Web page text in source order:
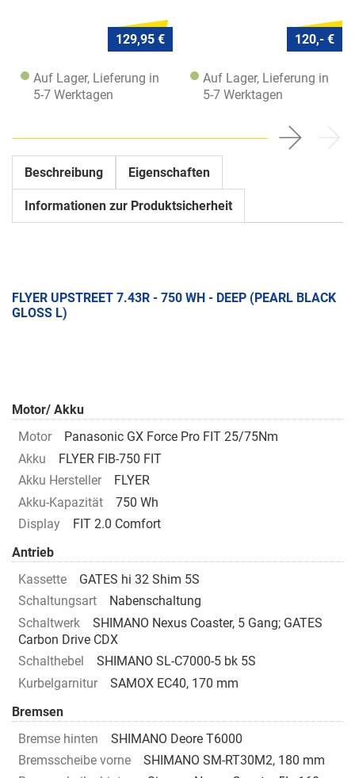
129,95 €
Auf Lager, Lieferung in
5-7 Werktagen
120,- €
Auf Lager, Lieferung in
5-7 Werktagen
Beschreibung Eigenschaften
Informationen zur Produktsicherheit
FLYER UPSTREET 7.43R - 750 WH - DEEP (PEARL BLACK
GLOSS L)
Motor/ Akku
Motor
Panasonic GX Force Pro FIT 25/75Nm
Akku
FLYER FIB-750 FIT
Akku Hersteller
FLYER
Akku-Kapazität
750 Wh
Display
FIT 2.0 Comfort
Antrieb
Kassette
GATES hi 32 Shim 5S
Schaltungsart
Nabenschaltung
Schaltwerk
SHIMANO Nexus Coaster, 5 Gang; GATES
Carbon Drive CDX
Schalthebel
SHIMANO SL-C7000-5 bk 5S
Kurbelgarnitur
SAMOX EC40, 170 mm
Bremsen
Bremse hinten
SHIMANO Deore T6000
Bremsscheibe vorne
SHIMANO SM-RT30M2, 180 mm